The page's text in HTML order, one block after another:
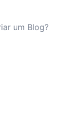
um Blog?